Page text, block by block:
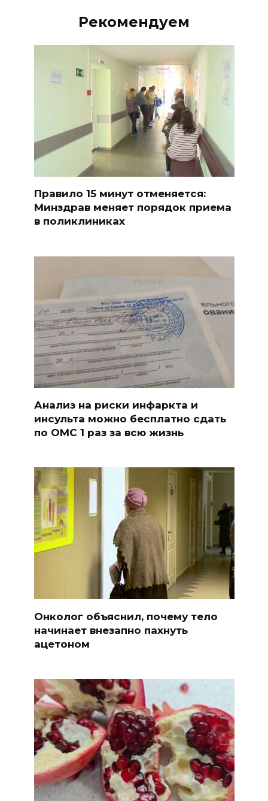
Рекомендуем
Правило 15 минут отменяется:
Минздрав меняет порядок приема
в поликлиниках
Анализ на риски инфаркта и
инсульта можно бесплатно сдать
по ОМС 1 раз за всю жизнь
Онколог объяснил, почему тело
начинает внезапно пахнуть
ацетоном